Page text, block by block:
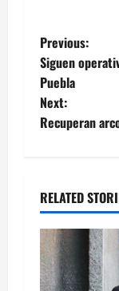
Post
Previous:
Siguen
Puebla
Next:
Recuperan
RELATED